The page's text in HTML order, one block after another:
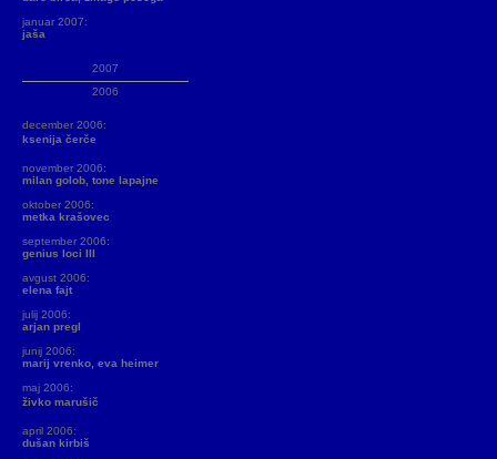
januar 2007:
jaša
2007
2006
december 2006:
ksenija čerče
november 2006:
milan golob, tone lapajne
oktober 2006:
metka krašovec
september 2006:
genius loci III
avgust 2006:
elena fajt
julij 2006:
arjan pregl
junij 2006:
marij vrenko, eva heimer
maj 2006:
živko marušič
april 2006:
dušan kirbiš